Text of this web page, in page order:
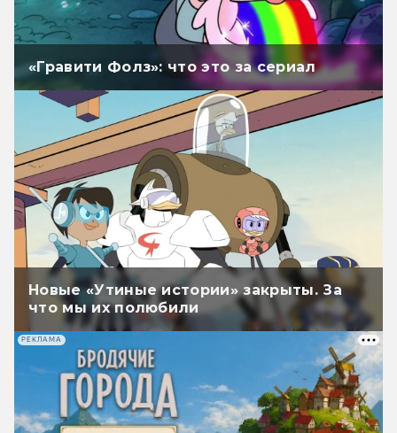
«Гравити Фолз»: что это за сериал
Новые «Утиные истории» закрыты. За
что мы их полюбили
РЕКЛАМА